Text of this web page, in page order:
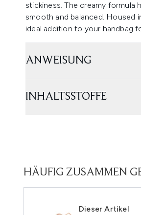
stickiness. The creamy formula
smooth and balanced. Housed
ideal addition to your handbag
ANWEISUNG
INHALTSSTOFFE
HÄUFIG ZUSAMMEN
Dieser Artikel